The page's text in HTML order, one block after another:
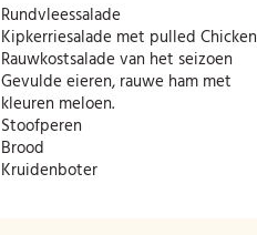
Rundvleessalade
Kipkerriesalade met pulled Chicken
Rauwkostsalade van het seizoen
Gevulde eieren, rauwe ham met
kleuren meloen.
Stoofperen
Brood
Kruidenboter